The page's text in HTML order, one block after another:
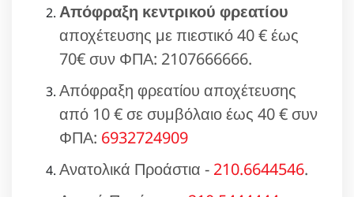
Απόφραξη κεντρικού φρεατίου
αποχέτευσης με πιεστικό 40 € έως
70€ συν ΦΠΑ: 2107666666.
Απόφραξη φρεατίου αποχέτευσης
από 10 € σε συμβόλαιο έως 40 € συν
ΦΠΑ: 6932724909
Ανατολικά Προάστια - 210.6644546.